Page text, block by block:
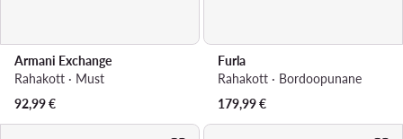
Armani Exchange
Rahakott · Must
92,99€
Furla
Rahakott · Bordoopunane
179,99€